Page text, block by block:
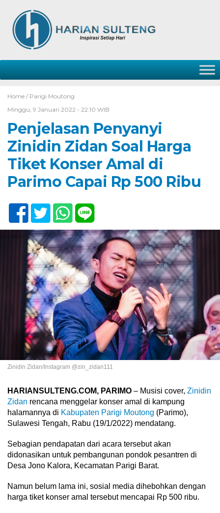
Home / Parigi Moutong
Minggu, 9 Januari 2022 - 22:10 WIB
Penjelasan Penyanyi
Zinidin Zidan Soal Harga
Tiket Konser Amal di
Parimo Capai Rp 500 Ribu
Zinidin Zidan/Instagram @zin_zidan111
HARIANSULTENG.COM, PARIMO – Musisi cover, Zinidin
Zidan rencana menggelar konser amal di kampung
halamannya di Kabupaten Parigi Moutong (Parimo),
Sulawesi Tengah, Rabu (19/1/2022) mendatang.
Sebagian pendapatan dari acara tersebut akan
didonasikan untuk pembangunan pondok pesantren di
Desa Jono Kalora, Kecamatan Parigi Barat.
Namun belum lama ini, sosial media dihebohkan dengan
harga tiket konser amal tersebut mencapai Rp 500 ribu.